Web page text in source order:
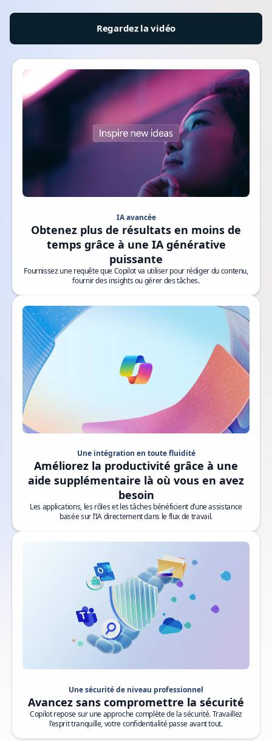
Regardez la vidéo
Vidéo sur l’intelligence artificielle avancée
IA avancée
Obtenez plus de résultats en moins de
temps grâce à une IA générative
puissante
Fournissez une requête que Copilot va utiliser pour rédiger du contenu,
fournir des insights ou gérer des tâches.
Vidéo Une intégration en toute fluidité
Une intégration en toute fluidité
Améliorez la productivité grâce à une
aide supplémentaire là où vous en avez
besoin
Les applications, les rôles et les tâches bénéficient d’une assistance
basée sur l’IA directement dans le flux de travail.
Une sécurité de niveau professionnel
Avancez sans compromettre la sécurité
Copilot repose sur une approche complète de la sécurité. Travaillez
l’esprit tranquille, votre confidentialité passe avant tout.